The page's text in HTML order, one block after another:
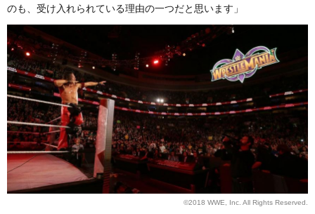
のも、受け入れられている理由の一つだと思います」
©2018 WWE, Inc. All Rights Reserved.